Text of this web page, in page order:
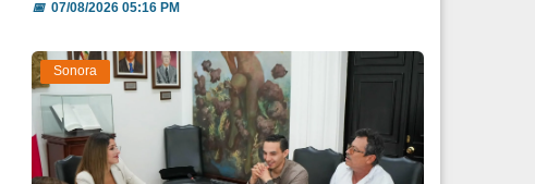
📅07/08/2026 05:16 PM
Sonora